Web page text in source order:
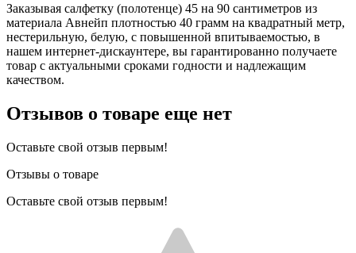
Заказывая салфетку (полотенце) 45 на 90 сантиметров из
материала Авнейп плотностью 40 грамм на квадратный метр,
нестерильную, белую, с повышенной впитываемостью, в
нашем интернет-дискаунтере, вы гарантированно получаете
товар с актуальными сроками годности и надлежащим
качеством.
Отзывов о товаре еще нет
Оставьте свой отзыв первым!
Отзывы о товаре
Оставьте свой отзыв первым!